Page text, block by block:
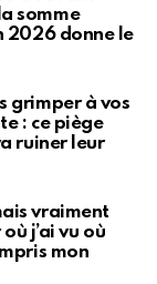
somme
2026 donne le
grimper à vos
: ce piège
ruiner leur
vraiment
j’ai vu où
mon